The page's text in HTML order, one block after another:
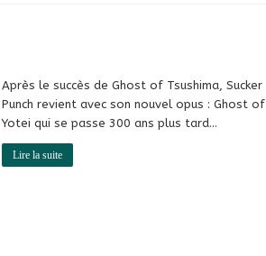
Après le succès de Ghost of Tsushima, Sucker
Punch revient avec son nouvel opus : Ghost of
Yotei qui se passe 300 ans plus tard…
Lire la suite